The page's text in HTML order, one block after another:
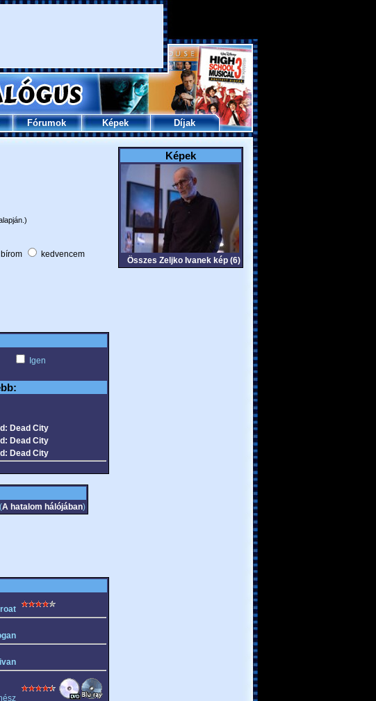
Fórumok Képek Díjak
bírom kedvencem
Igen
Dead City
Dead City
Dead City
A hatalom hálójában)
Képek
Összes Zeljko Ivanek kép (6)